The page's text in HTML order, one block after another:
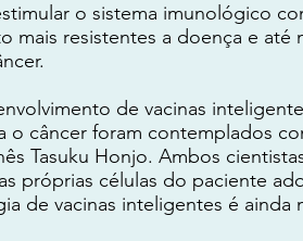
o sistema imunológico
mais resistentes a doença e até
de vacinas
câncer foram contemplados
Tasuku Honjo. Ambos
próprias células do paciente
de vacinas inteligentes é ainda